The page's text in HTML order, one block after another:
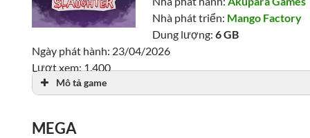
Nhà phát triển: Mango Factory
Dung lượng:6 GB
Ngày phát hành: 23/04/2026
Lượt xem: 1,400
Mô tả game
MEGA